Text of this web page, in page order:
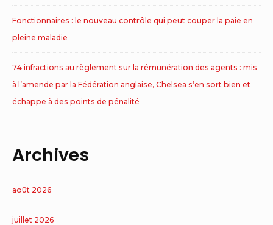
Fonctionnaires : le nouveau contrôle qui peut couper la paie en
pleine maladie
74 infractions au règlement sur la rémunération des agents : mis
à l’amende par la Fédération anglaise, Chelsea s’en sort bien et
échappe à des points de pénalité
Archives
août 2026
juillet 2026